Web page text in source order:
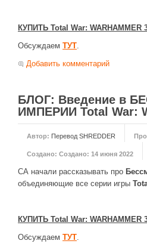
КУПИТЬ Total War: WARHAMMER
Обсуждаем ТУТ.
Добавить комментарий
БЛОГ: Введение в
ИМПЕРИИ Total War:
Автор: Перевод SHREDDER
Создано: Создано: 14 июня 2022
СА начали рассказывать про
объединяющие все серии игры
КУПИТЬ Total War: WARHAMMER
Обсуждаем ТУТ.